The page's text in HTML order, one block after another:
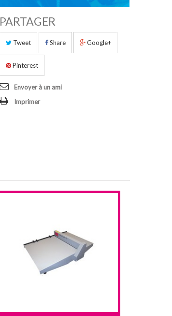
PARTAGER
Tweet Share Google+
Pinterest
Envoyer à un ami
Imprimer